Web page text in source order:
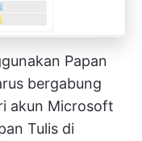
Papan
bergabung
akun Microsoft
Tulis di